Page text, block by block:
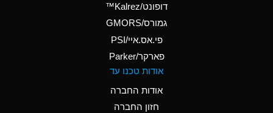
Ammonium Phosphate
A
Ammonium Sulfate
*
Amyl Acetate (Banana
דופונט/Kalrez™
גמורס/GMORS
פי.אס.איי/PSI
פארקר/Parker
אודות טכנו עד
אודות החברה
חזון החברה